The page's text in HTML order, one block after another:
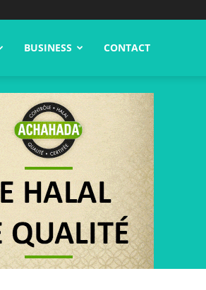
BUSINESS CONTACT